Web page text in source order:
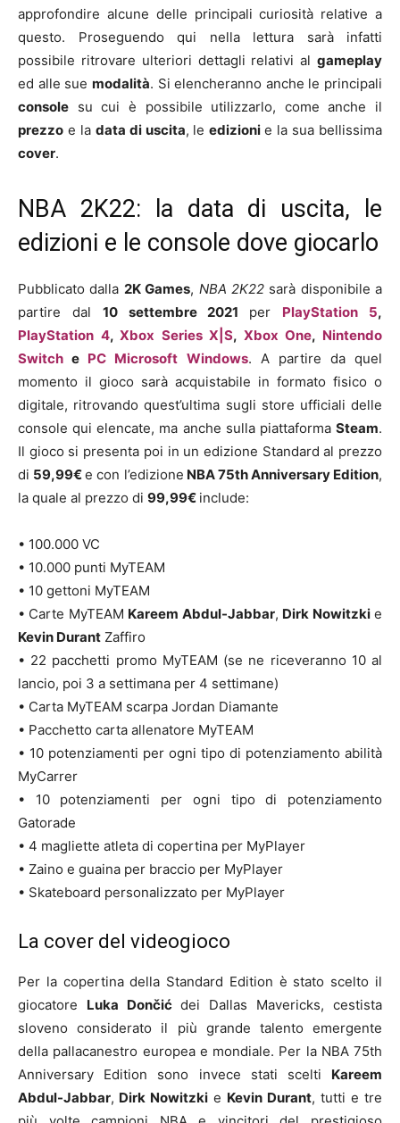
approfondire alcune delle principali curiosità relative a
questo. Proseguendo qui nella lettura sarà infatti
possibile ritrovare ulteriori dettagli relativi al gameplay
ed alle sue modalità. Si elencheranno anche le principali
console su cui è possibile utilizzarlo, come anche il
prezzo e la data di uscita, leedizionie la sua bellissima
cover.
NBA 2K22: la data di uscita, le
edizioni e le console dove giocarlo
Pubblicato dalla 2K Games, NBA 2K22 sarà disponibile a
partire dal 10 settembre 2021 per PlayStation 5,
PlayStation 4,Xbox Series X|S, Xbox One, Nintendo
Switch e PC Microsoft Windows. A partire da quel
momento il gioco sarà acquistabile in formato fisico o
digitale, ritrovando quest’ultima sugli store ufficiali delle
console qui elencate, ma anche sulla piattaforma Steam.
Il gioco si presenta poi in un edizione Standard al prezzo
di 59,99€e con l’edizione NBA 75th Anniversary Edition,
la quale al prezzo di 99,99€ include:
• 100.000 VC
• 10.000 punti MyTEAM
• 10 gettoni MyTEAM
• Carte MyTEAM Kareem Abdul-Jabbar, Dirk Nowitzkie
Kevin Durant Zaffiro
• 22 pacchetti promo MyTEAM (se ne riceveranno 10 al
lancio, poi 3 a settimana per 4 settimane)
• Carta MyTEAM scarpa Jordan Diamante
• Pacchetto carta allenatore MyTEAM
• 10 potenziamenti per ogni tipo di potenziamento abilità
MyCarrer
• 10 potenziamenti per ogni tipo di potenziamento
Gatorade
• 4 magliette atleta di copertina per MyPlayer
• Zaino e guaina per braccio per MyPlayer
• Skateboard personalizzato per MyPlayer
La cover del videogioco
Per la copertina della Standard Edition è stato scelto il
giocatore Luka Dončić dei Dallas Mavericks, cestista
sloveno considerato il più grande talento emergente
della pallacanestro europea e mondiale. Per la NBA 75th
Anniversary Edition sono invece stati scelti Kareem
Abdul-Jabbar, Dirk Nowitzki e Kevin Durant, tutti e tre